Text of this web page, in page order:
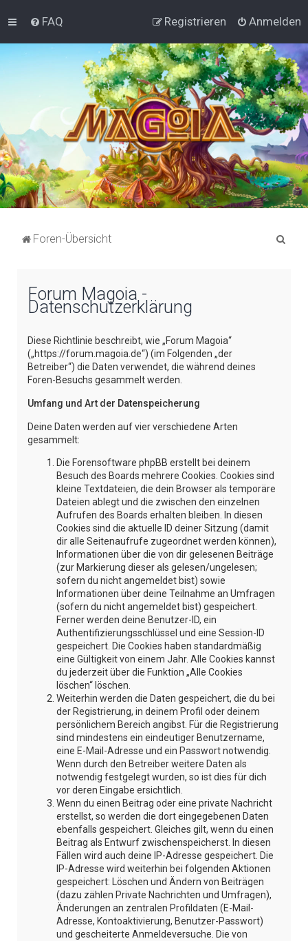
FAQ Anmelden
Registrieren
Foren-Übersicht
Forum Magoia -
Datenschutzerklärung
Diese Richtlinie beschreibt, wie „Forum Magoia“
(„https://forum.magoia.de“) (im Folgenden „der
Betreiber“) die Daten verwendet, die während deines
Foren-Besuchs gesammelt werden.
Umfang und Art der Datenspeicherung
Deine Daten werden auf vier verschiedene Arten
gesammelt:
Die Forensoftware phpBB erstellt bei deinem
Besuch des Boards mehrere Cookies. Cookies sind
kleine Textdateien, die dein Browser als temporäre
Dateien ablegt und die zwischen den einzelnen
Aufrufen des Boards erhalten bleiben. In diesen
Cookies sind die aktuelle ID deiner Sitzung (damit
dir alle Seitenaufrufe zugeordnet werden können),
Informationen über die von dir gelesenen Beiträge
(zur Markierung dieser als gelesen/ungelesen;
sofern du nicht angemeldet bist) sowie
Informationen über deine Teilnahme an Umfragen
(sofern du nicht angemeldet bist) gespeichert.
Ferner werden deine Benutzer-ID, ein
Authentifizierungsschlüssel und eine Session-ID
gespeichert. Die Cookies haben standardmäßig
eine Gültigkeit von einem Jahr. Alle Cookies kannst
du jederzeit über die Funktion „Alle Cookies
löschen“ löschen.
Weiterhin werden die Daten gespeichert, die du bei
der Registrierung, in deinem Profil oder deinem
persönlichem Bereich angibst. Für die Registrierung
sind mindestens ein eindeutiger Benutzername,
eine E-Mail-Adresse und ein Passwort notwendig.
Wenn durch den Betreiber weitere Daten als
notwendig festgelegt wurden, so ist dies für dich
vor deren Eingabe ersichtlich.
Wenn du einen Beitrag oder eine private Nachricht
erstellst, so werden die dort eingegebenen Daten
ebenfalls gespeichert. Gleiches gilt, wenn du einen
Beitrag als Entwurf zwischenspeicherst. In diesen
Fällen wird auch deine IP-Adresse gespeichert. Die
IP-Adresse wird weiterhin bei folgenden Aktionen
gespeichert: Löschen und Ändern von Beiträgen
(dazu zählen Private Nachrichten und Umfragen),
Änderungen an zentralen Profildaten (E-Mail-
Adresse, Kontoaktivierung, Benutzer-Passwort)
und gescheiterte Anmeldeversuche. Die von